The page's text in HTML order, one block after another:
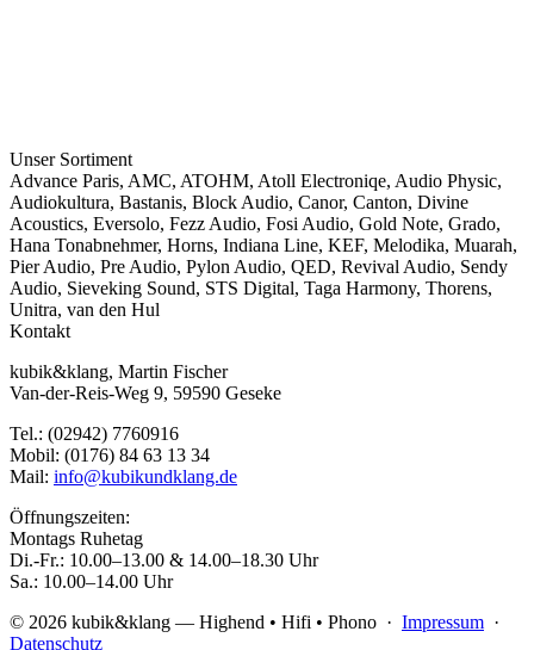
Unser Sortiment
Advance Paris, AMC, ATOHM, Atoll Electroniqe, Audio Physic,
Audiokultura, Bastanis, Block Audio, Canor, Canton, Divine
Acoustics, Eversolo, Fezz Audio, Fosi Audio, Gold Note, Grado,
Hana Tonabnehmer, Horns, Indiana Line, KEF, Melodika, Muarah,
Pier Audio, Pre Audio, Pylon Audio, QED, Revival Audio, Sendy
Audio, Sieveking Sound, STS Digital, Taga Harmony, Thorens,
Unitra, van den Hul
Kontakt
kubik&klang, Martin Fischer
Van-der-Reis-Weg 9, 59590 Geseke
Tel.: (02942) 7760916
Mobil: (0176) 84 63 13 34
Mail: info@kubikundklang.de
Öffnungszeiten:
Montags Ruhetag
Di.-Fr.: 10.00–13.00 & 14.00–18.30 Uhr
Sa.: 10.00–14.00 Uhr
© 2026 kubik&klang — Highend • Hifi • Phono · Impressum ·
Datenschutz